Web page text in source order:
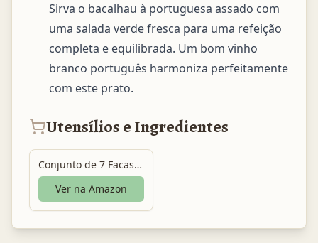
Sirva o bacalhau à portuguesa assado com
uma salada verde fresca para uma refeição
completa e equilibrada. Um bom vinho
branco português harmoniza perfeitamente
com este prato.
Utensílios e Ingredientes
Conjunto de 7 Facas Profissionais em Aço Inoxidável 3CR13, Durável Antiferrugem e Anticorrosão
Ver na Amazon